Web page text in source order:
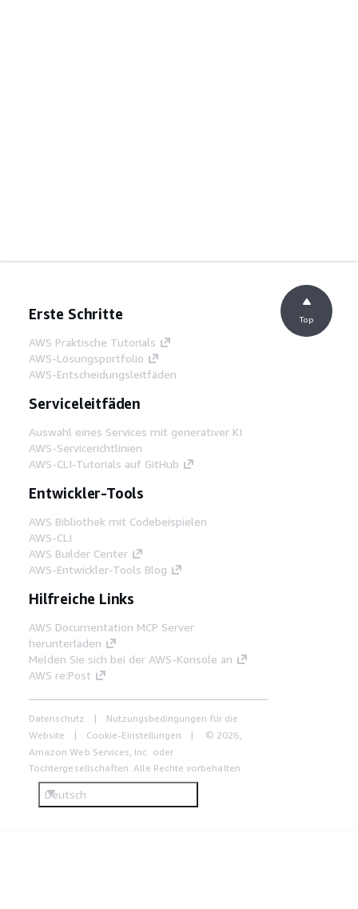
Erste Schritte
AWS Praktische Tutorials
AWS-Lösungsportfolio
AWS-Entscheidungsleitfäden
Serviceleitfäden
Auswahl eines Services mit generativer KI
AWS-Servicerichtlinien
AWS-CLI-Tutorials auf GitHub
Entwickler-Tools
AWS Bibliothek mit Codebeispielen
AWS-CLI
AWS Builder Center
AWS-Entwickler-Tools Blog
Hilfreiche Links
AWS Documentation MCP Server
herunterladen
Melden Sie sich bei der AWS-Konsole an
AWS re:Post
Datenschutz
Nutzungsbedingungen für die
Website
Cookie-Einstellungen
© 2026,
Amazon Web Services, Inc. oder
Tochtergesellschaften. Alle Rechte vorbehalten.
Deutsch
Top